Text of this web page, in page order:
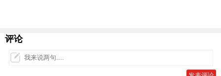
评论